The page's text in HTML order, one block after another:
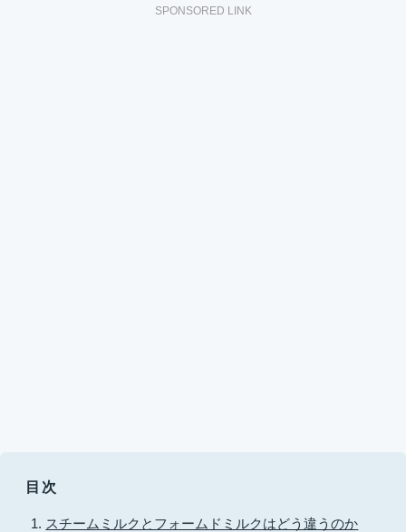
SPONSORED LINK
目次
スチームミルクとフォームドミルクはどう違うのか